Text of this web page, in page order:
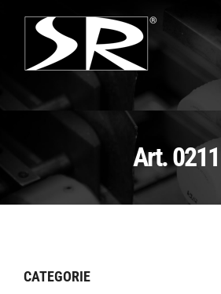
contenuto
Art. 0211
CATEGORIE